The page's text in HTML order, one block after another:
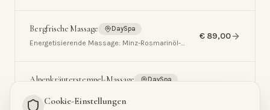
Stoffwechsel & Resilienz.
Bergfrische Massage DaySpa
Energetisierende Massage: Minz-Rosmarinöl-
Kräutertee. Neue Kraft & Vitalität.
€ 89,00
Alpenkräuterstempel-Massage DaySpa
Bergsalz-Fußbad mit Kräuterdampf, warme
Cookie-Einstellungen